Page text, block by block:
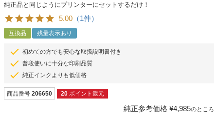
純正品と同じようにプリンターにセットするだけ！
5.00 （1件）
互換品 残量表示あり
初めての方でも安心な取扱説明書付き
普段使いに十分な印刷品質
純正インクよりも低価格
商品番号 206650 20 ポイント還元
純正参考価格 ¥4,985のところ